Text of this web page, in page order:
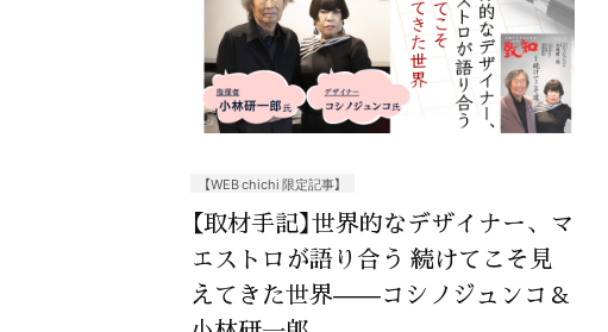
【WEB chichi 限定記事】
【取材手記】世界的なデザイナー、マ
エストロが語り合う 続けてこそ見
えてきた世界——コシノジュンコ＆